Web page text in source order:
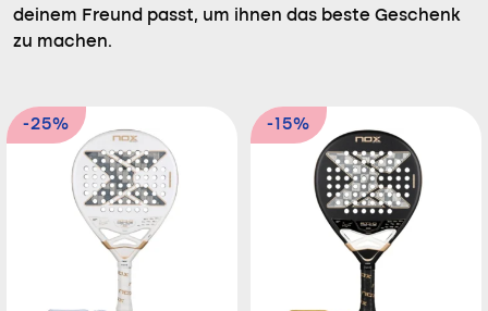
deinem Freund passt, um ihnen das beste Geschenk
zu machen.
-25% -15%